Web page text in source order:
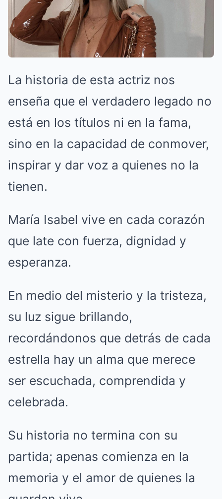
La historia de esta actriz nos
enseña que el verdadero legado no
está en los títulos ni en la fama,
sino en la capacidad de conmover,
inspirar y dar voz a quienes no la
tienen.
María Isabel vive en cada corazón
que late con fuerza, dignidad y
esperanza.
En medio del misterio y la tristeza,
su luz sigue brillando,
recordándonos que detrás de cada
estrella hay un alma que merece
ser escuchada, comprendida y
celebrada.
Su historia no termina con su
partida; apenas comienza en la
memoria y el amor de quienes la